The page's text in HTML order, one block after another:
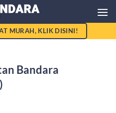
MURAH, KLIK DISINI!
Bandara